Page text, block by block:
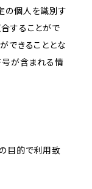
の個人を識別す
することがで
できることとな
号が含まれる情
目的で利用致